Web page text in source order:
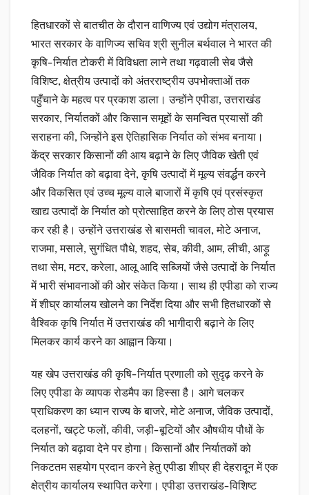
हितधारकों से बातचीत के दौरान वाणिज्य एवं उद्योग मंत्रालय,
भारत सरकार के वाणिज्य सचिव श्री सुनील बर्थवाल ने भारत की
कृषि-निर्यात टोकरी में विविधता लाने तथा गढ़वाली सेब जैसे
विशिष्ट, क्षेत्रीय उत्पादों को अंतरराष्ट्रीय उपभोक्ताओं तक
पहुँचाने के महत्व पर प्रकाश डाला। उन्होंने एपीडा, उत्तराखंड
सरकार, निर्यातकों और किसान समूहों के समन्वित प्रयासों की
सराहना की, जिन्होंने इस ऐतिहासिक निर्यात को संभव बनाया।
केंद्र सरकार किसानों की आय बढ़ाने के लिए जैविक खेती एवं
जैविक निर्यात को बढ़ावा देने, कृषि उत्पादों में मूल्य संवर्द्धन करने
और विकसित एवं उच्च मूल्य वाले बाजारों में कृषि एवं प्रसंस्कृत
खाद्य उत्पादों के निर्यात को प्रोत्साहित करने के लिए ठोस प्रयास
कर रही है। उन्होंने उत्तराखंड से बासमती चावल, मोटे अनाज,
राजमा, मसाले, सुगंधित पौधे, शहद, सेब, कीवी, आम, लीची, आड़ू
तथा सेम, मटर, करेला, आलू आदि सब्जियों जैसे उत्पादों के निर्यात
में भारी संभावनाओं की ओर संकेत किया। साथ ही एपीडा को राज्य
में शीघ्र कार्यालय खोलने का निर्देश दिया और सभी हितधारकों से
वैश्विक कृषि निर्यात में उत्तराखंड की भागीदारी बढ़ाने के लिए
मिलकर कार्य करने का आह्वान किया।
यह खेप उत्तराखंड की कृषि-निर्यात प्रणाली को सुदृढ़ करने के
लिए एपीडा के व्यापक रोडमैप का हिस्सा है। आगे चलकर
प्राधिकरण का ध्यान राज्य के बाजरे, मोटे अनाज, जैविक उत्पादों,
दलहनों, खट्टे फलों, कीवी, जड़ी-बूटियों और औषधीय पौधों के
निर्यात को बढ़ावा देने पर होगा। किसानों और निर्यातकों को
निकटतम सहयोग प्रदान करने हेतु एपीडा शीघ्र ही देहरादून में एक
क्षेत्रीय कार्यालय स्थापित करेगा। एपीडा उत्तराखंड-विशिष्ट